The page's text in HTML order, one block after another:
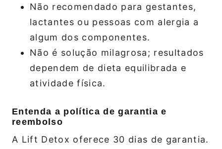
Não recomendado para gestantes,
lactantes ou pessoas com alergia a
algum dos componentes.
Não é solução milagrosa; resultados
dependem de dieta equilibrada e
atividade física.
Entenda a política de garantia e
reembolso
A Lift Detox oferece 30 dias de garantia.